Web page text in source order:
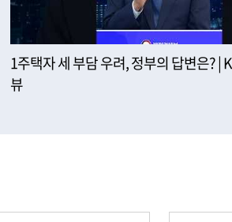
1주택자 세 부담 우려, 정부의 답변은? |
뷰